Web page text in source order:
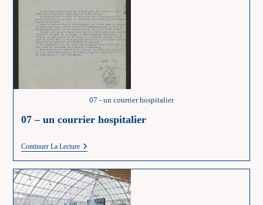
07 - un courrier hospitalier
07 – un courrier hospitalier
Continuer La Lecture07
Courrier
Hospitalier